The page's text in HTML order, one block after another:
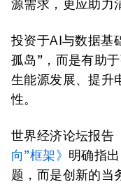
源需求，更应助力
投资于AI与数据基
孤岛”，而是有助
生能源发展、提升
性。
世界经济论坛报告
向”框架》 明确指
题，而是创新的当